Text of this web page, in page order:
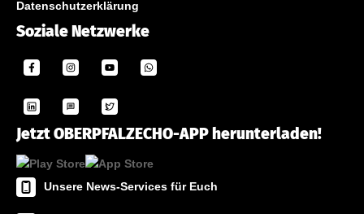
Datenschutzerklärung
Soziale Netzwerke
Jetzt OBERPFALZECHO-APP herunterladen!
Unsere News-Services für Euch